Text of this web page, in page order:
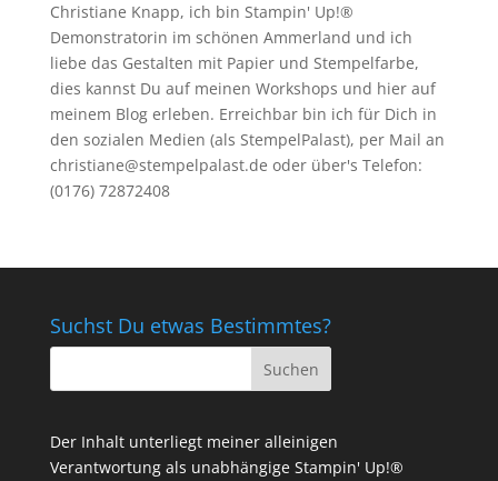
Christiane Knapp, ich bin Stampin' Up!®
Demonstratorin im schönen Ammerland und ich
liebe das Gestalten mit Papier und Stempelfarbe,
dies kannst Du auf meinen Workshops und hier auf
meinem Blog erleben. Erreichbar bin ich für Dich in
den sozialen Medien (als StempelPalast), per Mail an
christiane@stempelpalast.de oder über's Telefon:
(0176) 72872408
Suchst Du etwas Bestimmtes?
Der Inhalt unterliegt meiner alleinigen
Verantwortung als unabhängige Stampin' Up!®